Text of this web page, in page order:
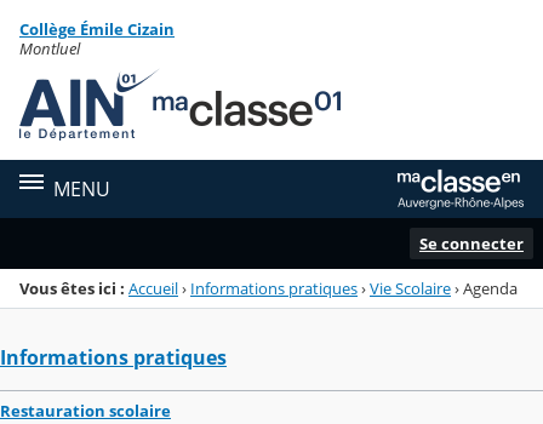
Menu de la rubrique
Contenu
Collège Émile Cizain
Montluel
MENU
Se connecter
Vous êtes ici : Accueil› Informations pratiques›Vie Scolaire›Agenda
Informations pratiques
Restauration scolaire